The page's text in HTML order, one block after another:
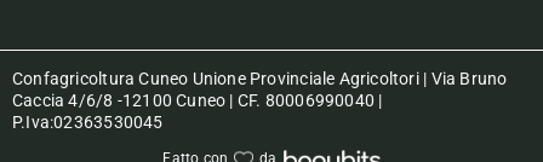
Confagricoltura Cuneo Unione Provinciale Agricoltori | Via Bruno
Caccia 4/6/8 -12100 Cuneo | CF. 80006990040 |
P.Iva:02363530045
Fatto con da